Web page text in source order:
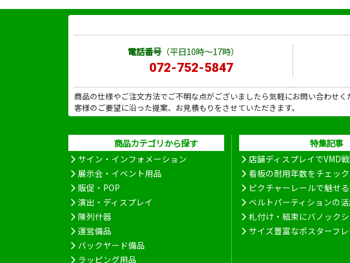
電話番号（平日10時～17時）
072-752-5847
商品の仕様やご注文方法でご不明な点がございましたら気軽にお問い合わせ
客様のご要望に沿った提案、お見積もりをさせていただきます。
商品カテゴリから探す
サイン・インフォメーション
展示会・イベント用品
販促・POP
演出・ディスプレイ
陳列什器
運営備品
バックヤード備品
ラッピング用品
特集記事
店舗ディスプレイでVMD
看板の耐用年数をチェック
ピクチャーレールで魅せ
ベルトパーティションの
札付け・結束にバノック
サイズ豊富なポスターフ